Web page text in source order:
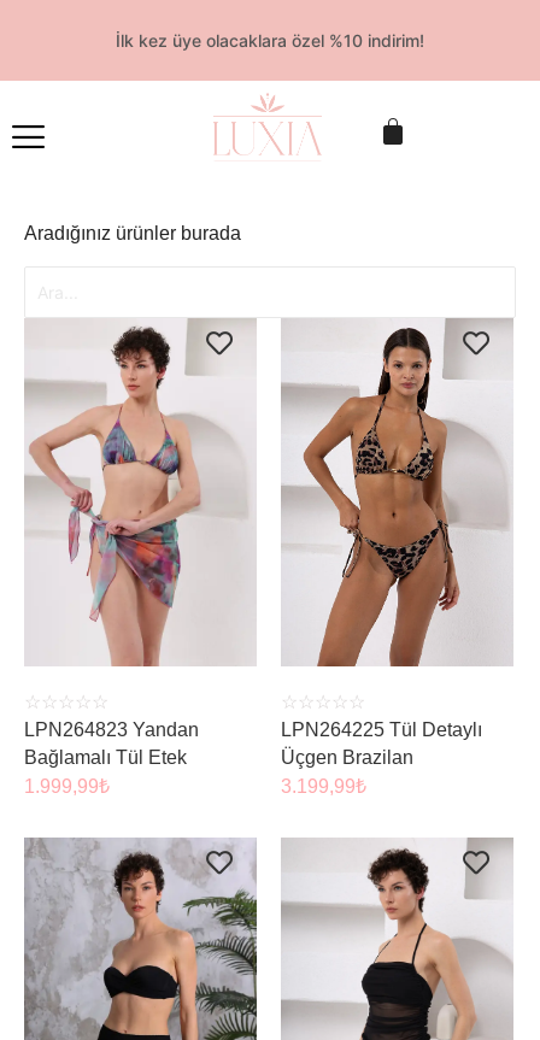
İlk kez üye olacaklara özel %10 indirim!
Aradığınız ürünler burada
SEPETE EKLE
☆ ☆ ☆ ☆ ☆
LPN264823 Yandan
Bağlamalı Tül Etek
1.999,99₺
ÜRÜNÜ İNCELE
☆ ☆ ☆ ☆ ☆
LPN264225 Tül Detaylı
Üçgen Brazilan
3.199,99₺